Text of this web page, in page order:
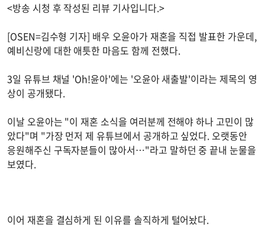
<방송 시청 후 작성된 리뷰 기사입니다.>
[OSEN=김수형 기자] 배우 오윤아가 재혼을 직접 발표한 가운데,
예비신랑에 대한 애틋한 마음도 함께 전했다.
3일 유튜브 채널 'Oh!윤아'에는 '오윤아 새출발'이라는 제목의 영
상이 공개됐다.
이날 오윤아는 "이 재혼 소식을 여러분께 전해야 하나 고민이 많
았다"며 "가장 먼저 제 유튜브에서 공개하고 싶었다. 오랫동안
응원해주신 구독자분들이 많아서…"라고 말하던 중 끝내 눈물을
보였다.
이어 재혼을 결심하게 된 이유를 솔직하게 털어놨다.